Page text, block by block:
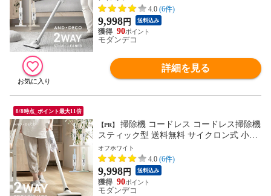
ィッククリーナー コードレスクリーナー
サイクロンクリーナー 充電式 強力吸引
【アイスグレー】 小型商品(ヤマト)
4.0 (6件)
9,998円 送料込み
90
モダンデコ
詳細を見る
8/8時点_ポイント最大11倍
【PR】
スティック型 送料無料 サイクロン式 小型
コンパクト 軽量 ハンディクリーナー ステ
ィッククリーナー コードレスクリーナー
サイクロンクリーナー 充電式 強力吸引
【オフホワイト】 小型商品(ヤマト)
オフホワイト
4.0 (6件)
9,998円 送料込み
90
モダンデコ